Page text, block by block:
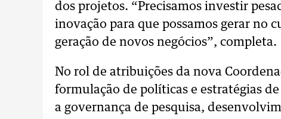
dos projetos. “Precisamos investir
inovação para que possamos gerar no
geração de novos negócios”, completa.
No rol de atribuições da nova
formulação de políticas e estratégias
a governança de pesquisa,